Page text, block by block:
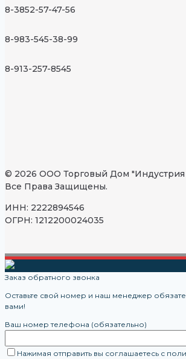
8-3852-57-47-56
8-983-545-38-99
8-913-257-8545
© 2026 ООО Торговый Дом "Индустрия
Все Права Защищены.
ИНН: 2222894546
ОГРН: 1212200024035
Заказ обратного звонка
Оставьте свой номер и наш менеджер
вами!
Ваш номер телефона (обязательно)
Нажимая отправить вы соглашаетесь с